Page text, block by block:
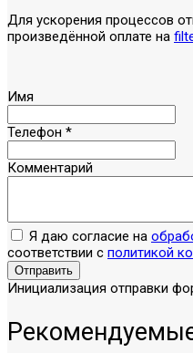
Для ускорения процессов
произведённой оплате на
Имя
Телефон *
Комментарий
Я даю согласие на
соответствии с политикой
Отправить
Инициализация отправки